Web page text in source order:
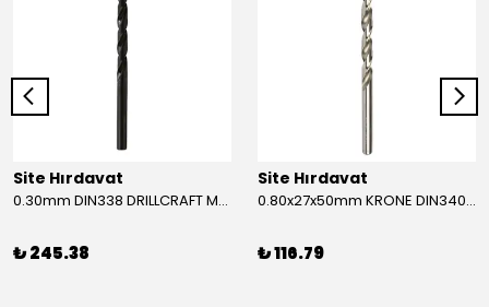
Site Hırdavat
0.30mm DIN338 DRILLCRAFT MATKAP UCU HSS 10 Adet
₺ 245.38
Site Hırdavat
0.80x27x50mm KRONE DIN340 UZUN MATKAP UCU HSS 10 Adet
₺ 116.79